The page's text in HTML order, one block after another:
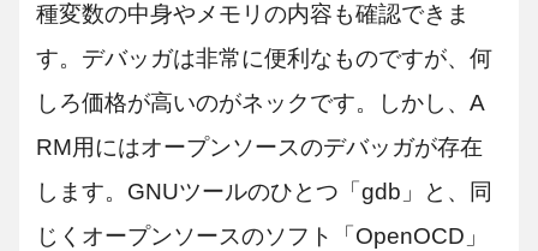
種変数の中身やメモリの内容も確認できま
す。デバッガは非常に便利なものですが、何
しろ価格が高いのがネックです。しかし、A
RM用にはオープンソースのデバッガが存在
します。GNUツールのひとつ「gdb」と、同
じくオープンソースのソフト「OpenOCD」